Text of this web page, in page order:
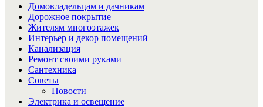
Домовладельцам и дачникам
Дорожное покрытие
Жителям многоэтажек
Интерьер и декор помещений
Канализация
Ремонт своими руками
Сантехника
Советы
Новости
Электрика и освещение